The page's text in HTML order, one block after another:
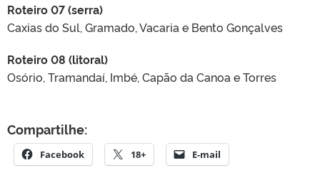
Roteiro 07 (serra)
Caxias do Sul, Gramado, Vacaria e Bento Gonçalves
Roteiro 08 (litoral)
Osório, Tramandaí, Imbé, Capão da Canoa e Torres
Compartilhe:
Facebook 18+ E-mail